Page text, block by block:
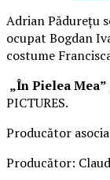
Adrian Pădurețu
ocupat Bogdan
costume
„În Pielea Mea”
PICTURES.
Producător
Producător: